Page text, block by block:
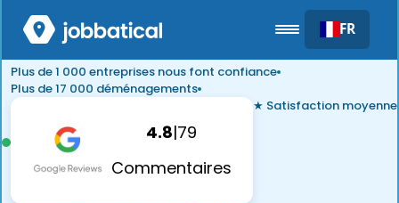
FR
Plus de 1 000 entreprises nous font confiance
Plus de 17 000 déménagements
4.8|79
Commentaires
★ Satisfaction moyenne